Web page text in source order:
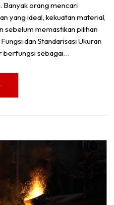
Banyak orang mencari
yang ideal, kekuatan material,
sebelum memastikan pilihan
dan Standarisasi Ukuran
berfungsi sebagai…